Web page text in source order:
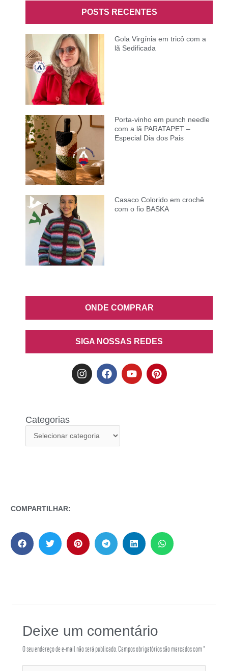
POSTS RECENTES
Gola Virgínia em tricô com a
lã Sedificada
Porta-vinho em punch needle
com a lã PARATAPET –
Especial Dia dos Pais
Casaco Colorido em crochê
com o fio BASKA
ONDE COMPRAR
SIGA NOSSAS REDES
Categorias
COMPARTILHAR:
Deixe um comentário
O seu endereço de e-mail não será publicado. Campos obrigatórios são marcados com*